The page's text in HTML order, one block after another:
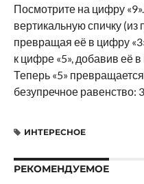
Посмотрите на цифру
вертикальную спичку (из
превращая её в цифру
к цифре «5», добавив её
Теперь «5»
безупречное равенство:
ИНТЕРЕСНОЕ
РЕКОМЕНДУЕМОЕ